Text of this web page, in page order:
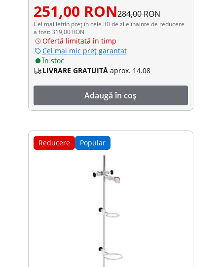
251,00 RON284,00 RON
Cel mai ieftin preț în cele 30 de zile înainte de reducere
a fost: 319,00 RON
Ofertă limitată în timp
Cel mai mic preț garantat
În stoc
LIVRARE GRATUITĂ aprox. 14.08
Adaugă în coș
Reducere Popular